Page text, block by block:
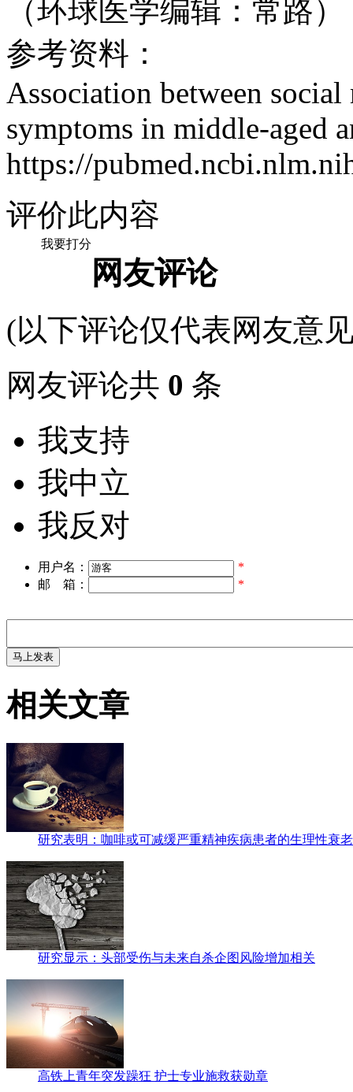
（环球医学编辑：常路）
参考资料：
Association between social
symptoms in middle-aged
https://
评价此内容
我要打分
网友评论
(以下评论仅代表网友意
网友评论共 0 条
我支持
我中立
我反对
用户名：
*
邮 箱：
*
相关文章
研究表明：咖啡或可减缓严重精神疾病患者的生理性衰老
研究显示：头部受伤与未来自杀企图风险增加相关
高铁上青年突发躁狂 护士专业施救获勋章